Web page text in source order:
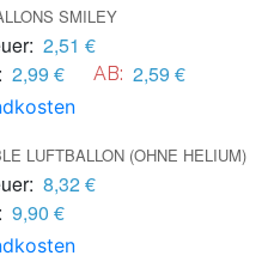
SMILEY
2,51 €
2,99 € AB: 2,59 €
LUFTBALLON (OHNE HELIUM)
8,32 €
9,90 €